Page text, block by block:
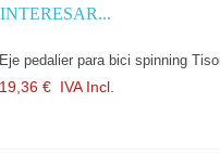
pedalier para bici spinning
€ IVA Incl.